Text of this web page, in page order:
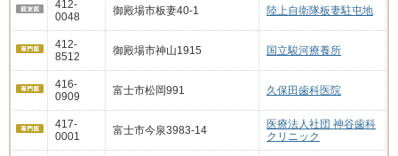
412-
0048
御殿場市板妻40-1 陸上自衛隊板妻駐屯地
412-
8512
御殿場市神山1915 国立駿河療養所
416-
0909
富士市松岡991 久保田歯科医院
417-
0001
富士市今泉3983-14
医療法人社団 神谷歯科
クリニック